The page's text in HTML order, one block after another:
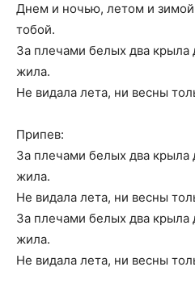
Днем и ночью, летом и зимой
тобой.
За плечами белых два крыла
жила.
Не видала лета, ни весны
Припев:
За плечами белых два крыла
жила.
Не видала лета, ни весны
За плечами белых два крыла
жила.
Не видала лета, ни весны